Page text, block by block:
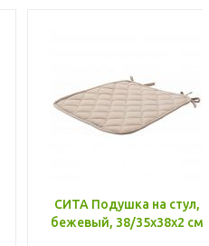
СИТА Подушка на стул,
бежевый, 38/35x38x2 см